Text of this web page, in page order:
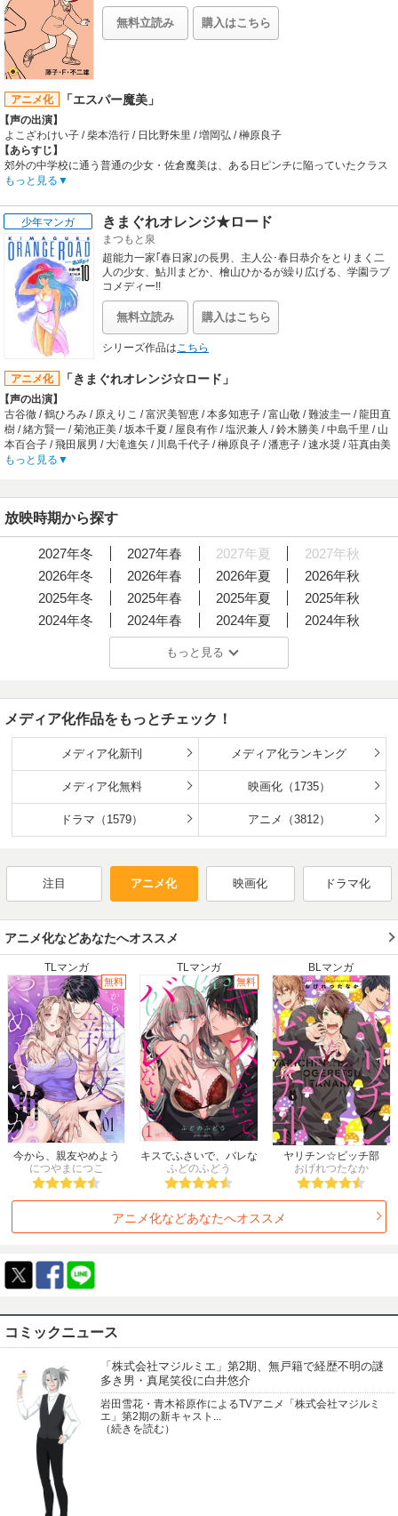
【音楽】
OP1:浅倉亜季「陽あたり良好!」 / OP2:芹澤廣明「帰って来た街角」 / OP3:尾崎亜
美「悲しみはBEATに変えて」 / ED1:夢工場「舌打ちのマリア」 / ED2:芹澤廣明
「ナイフの上の夏」 / ED3:尾崎亜美「世界中の羊数えさせないで」
美」は1977年１月号から『マンガくん』で連載開始。1987
年4月から1989年10月までアニメ放送されました。中学生の
超能力少女が人知れず空を飛び、人助けや事件解決に大活
つです。このたび、てんとう虫コミックスのカバーデザイン
を一新し、全ページ新規製版による新装版として刊行いたし
ンデータから製版しています）。
無料立読み 購入はこちら
アニメ化 「エスパー魔美」
【声の出演】
よこざわけい子 / 柴本浩行 / 日比野朱里 / 増岡弘 / 榊原良子
【あらすじ】
郊外の中学校に通う普通の少女・佐倉魔美は、ある日ピンチに陥っていたクラス
メートの高畑君を助けようとした際、突如超能力に目覚める。元来お節介焼きな
高畑君の協力を仰ぎながら様々な事件に対応していく。時には失敗もしつつ、
折々にめぐり合う人々との交流を通して多くの経験を積み重ね、人間的に成長し
ていくハートフルストーリー。
【制作会社】
シンエイ動画
【スタッフ情報】
原作:藤子・F・不二雄
チーフディレクター:原恵一 / シリーズ構成・文芸:桶谷顕 / 作画監督:富永貞義、堤
規至 / 脚本:桶谷顕、富田祐弘、水出弘一、もとひら了、本郷みつる、原恵一 / 美
術監督:川井憲 / 撮影監督:斉藤秋男 / 録音監督:浦上靖夫 / 音楽:田中公平 / プロデュ
【音楽】
OP1:橋本潮「テレポーテーション–恋の未確認–」 / OP2:橋本潮・SHINES「S・
O・S」 / ED1:橋本潮「不思議 Angel」 / ED2:橋本潮「I Like YouからI Love You」
もっと見る
少年マンガ きまぐれオレンジ★ロード
まつもと泉
超能力一家｢春日家｣の長男、主人公･春日恭介をとりまく二
人の少女、鮎川まどか、檜山ひかるが繰り広げる、学園ラブ
コメディー!!
無料立読み 購入はこちら
シリーズ作品はこちら
アニメ化 「きまぐれオレンジ☆ロード」
【声の出演】
古谷徹 / 鶴ひろみ / 原えりこ / 富沢美智恵 / 本多知恵子 / 富山敬 / 難波圭一 / 龍田直
樹 / 緒方賢一 / 菊池正美 / 坂本千夏 / 屋良有作 / 塩沢兼人 / 鈴木勝美 / 中島千里 / 山
本百合子 / 飛田展男 / 大滝進矢 / 川島千代子 / 榊原良子 / 潘恵子 / 速水奨 / 荘真由美
/ 戸田恵子 / 大倉正章
長男の春日恭介は、赤い麦わら帽子姿の美少女と出会う。涼やかな笑顔に魅了さ
れた恭介は、転校先での再会を喜ぶが、彼女の反応は非常に冷ややかなものだっ
た。謎の美少女の名前は鮎川まどか。彼女は学校の誰とも馴染もうとしない問題
児という噂だが……。クールなヒロインと明るくて積極的な後輩の間で揺れ動く
恋心。物語のラストに優柔不断な恭介が出した決断とは！？
【制作会社】
【スタッフ情報】
原作:まつもと泉 / 企画:布川ゆうじ、藤原正道 / プロデューサー:堀越徹、河野秀
ザイン:高田明美 / 美術監督:小林七郎、中村光毅、三浦智 / 撮影監督:金子仁 / 音響
監督:松浦典良 / 音楽:鷺巣詩郎 / タイトルデザイン:杉澤秀樹 / 企画制作:日本テレビ
OP1:池田政典「NIGHT OF SUMMERSIDE」 / OP2:長島秀幸「オレンジ・ミステ
ジュ」 / ED2:和田加奈子「悲しいハートは燃えている」 / ED3:中原めいこ「ダン
ス・イン・ザ・メモリーズ」
もっと見る
放映時期から探す
2027年冬 2027年春 2027年夏
2027年秋
2026年冬
2026年春 2026年夏
2026年秋
2025年冬
2025年春 2025年夏
2025年秋
2024年冬
2024年春 2024年夏
2024年秋
2023年春 2023年夏
2022年春 2022年夏
2020年冬
2019年冬
2019年春
2018年冬
2018年春 2018年夏
2018年秋
2017年冬
2017年春 2017年夏
2017年秋
2016年秋
2015年冬
2015年春 2015年夏
2015年秋
2013年冬
2013年春 2013年夏
2013年秋
2012年冬
2012年春 2012年夏
2012年秋
2010年冬
2010年春
2009年冬
2009年春 2009年夏
2009年秋
2008年冬
2008年春 2008年夏
2008年秋
2007年冬
2007年春 2007年夏
2007年秋
2006年冬
2006年春 2006年夏
2006年秋
2005年冬
2005年春 2005年夏
2005年秋
2004年冬
2004年春 2004年夏
2004年秋
2003年冬
2003年春 2003年夏
2003年秋
2002年冬
2002年春 2002年夏
2002年秋
2001年冬
2001年春 2001年夏
2001年秋
2000年
1999年 1998年
1997年
1996年
1995年 1994年
1993年
1992年
1991年 1990年
1989年
1987年 1986年
1980年
1976年
1968年
もっと見る
メディア化作品をもっとチェック！
メディア化新刊 メディア化ランキング
メディア化無料 映画化（1735）
ドラマ（1579） アニメ（3812）
注目 アニメ化 映画化 ドラマ化
アニメ化などあなたへオススメ
TLマンガ
無料
TLマンガ
無料
BLマンガ
今から、親友やめよう
か。～腐れ縁同僚は甘い
快楽で私を壊す～
につやまにつこ
キスでふさいで、バレな
いで。
ふどのふどう
ヤリチン☆ビッチ部
おげれつたなか
アニメ化などあなたへオススメ
コミックニュース
「株式会社マジルミエ」第2期、無戸籍で経歴不明の謎
多き男・真尾笑役に白井悠介
岩田雪花・青木裕原作によるTVアニメ「株式会社マジルミ
エ」第2期の新キャスト...
（続きを読む）